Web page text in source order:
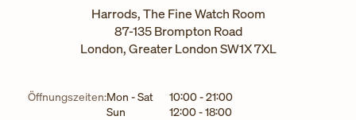
Harrods, The Fine Watch Room
87-135 Brompton Road
London,Greater LondonSW1X 7XL
Öffnungszeiten:Wochentag Stunden
Mon - Sat 10:00-21:00
Sun
12:00-18:00